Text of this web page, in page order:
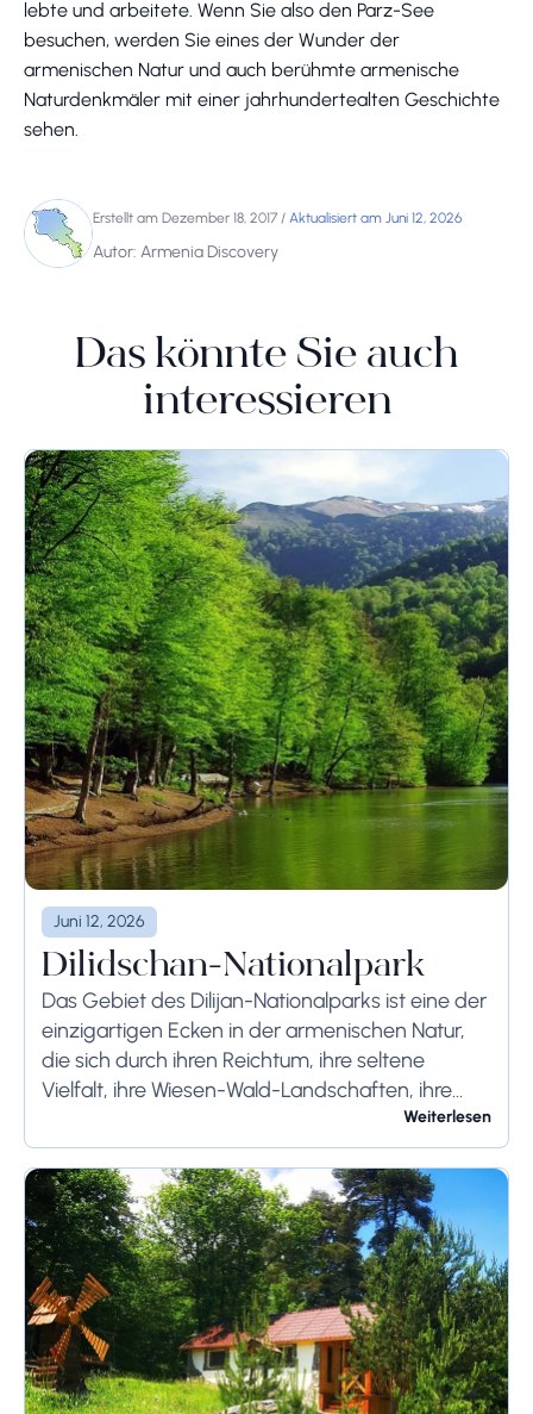
lebte und arbeitete. Wenn Sie also den Parz-See
besuchen, werden Sie eines der Wunder der
armenischen Natur und auch berühmte armenische
Naturdenkmäler mit einer jahrhundertealten Geschichte
sehen.
Erstellt am Dezember 18, 2017 / Aktualisiert am Juni 12, 2026
Autor: Armenia Discovery
Das könnte Sie auch
interessieren
Juni 12, 2026
Dilidschan-Nationalpark
Das Gebiet des Dilijan-Nationalparks ist eine der
einzigartigen Ecken in der armenischen Natur,
die sich durch ihren Reichtum, ihre seltene
Vielfalt, ihre Wiesen-Wald-Landschaften, ihre
wirtschaftlichen Wert und den hohen Schutz-,
Wissenschafts-, Medizin-...
Weiterlesen